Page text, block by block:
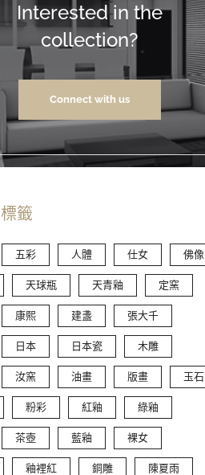
Interested in the
collection?
Connect with us
標籤
五彩 人體 仕女 佛像
天球瓶 天青釉 定窯
康熙 建盞 張大千
日本 日本瓷 木雕
汝窯 油畫 版畫 玉石
粉彩 紅釉 綠釉
茶壺 藍釉 裸女
釉裡紅 銅雕 陳夏雨